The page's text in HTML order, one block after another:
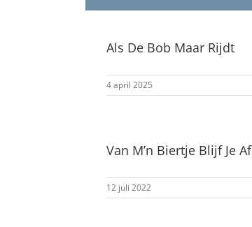
Als De Bob Maar Rijdt
4 april 2025
Van M’n Biertje Blijf Je Af
12 juli 2022